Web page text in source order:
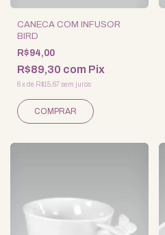
CANECA COM INFUSOR
BIRD
R$94,00
R$89,30 com Pix
6xde R$15,67sem juros